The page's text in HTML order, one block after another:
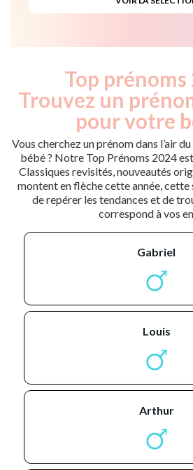
Top prénoms
Trouvez un
pour votre
Vous cherchez un prénom dans l’air
bébé ? Notre Top Prénoms 2024
Classiques revisités, nouveautés
montent en flèche cette année,
de repérer les tendances et de
correspond à vos
gabriel
louis
arthur